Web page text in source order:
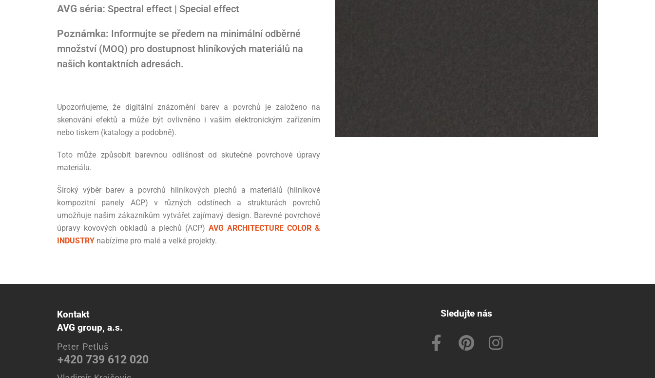
AVG séria: Spectral effect | Special effect
Poznámka: Informujte se předem na minimální odběrné
množství (MOQ) pro dostupnost hliníkových materiálů na
našich kontaktních adresách.
Upozorňujeme, že digitální znázornění barev a povrchů je založeno na
skenování efektů a může být ovlivněno i vaším elektronickým zařízením
nebo tiskem (katalogy a podobně).
Toto může způsobit barevnou odlišnost od skutečné povrchové úpravy
materiálu.
Široký výběr barev a povrchů hliníkových plechů a materiálů (hliníkové
kompozitní panely ACP) v různých odstínech a strukturách povrchů
umožňuje našim zákazníkům vytvářet zajímavý design. Barevné povrchové
úpravy kovových obkladů a plechů (ACP) AVG ARCHITECTURE COLOR &
INDUSTRY nabízíme pro malé a velké projekty.
Kontakt
AVG group, a.s.
Peter Petluš
+420 739 612 020
Sledujte nás